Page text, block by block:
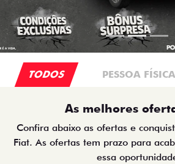
TODOS PESSOA FÍSICA
As melhores
Confira abaixo as ofertas e
Fiat. As ofertas tem prazo para
essa